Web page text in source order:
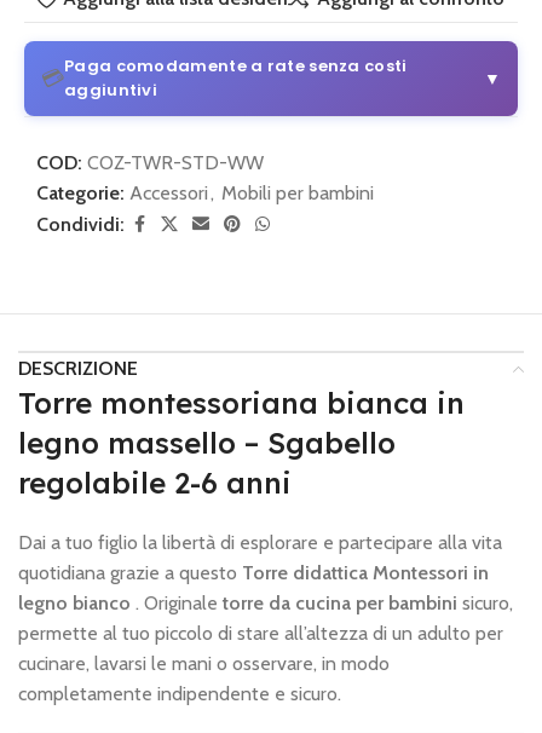
💳Paga comodamente a rate senza costi
aggiuntivi
▼
3 o 4 rate senza costi aggiuntivi
Da 30 € di acquisto
💡Come funziona:Scegli alla pagina di pagamento
3 o 4 rate con Klarna
e imposta le rate mensili.
🔒 Pagamento sicuro• Nessun costo nascosto
COD: COZ-TWR-STD-WW
Categorie: Accessori , Mobili per bambini
Condividi:
DESCRIZIONE
Torre montessoriana bianca in
legno massello – Sgabello
regolabile 2-6 anni
Dai a tuo figlio la libertà di esplorare e partecipare alla vita
quotidiana grazie a questo Torre didattica Montessori in
legno bianco . Originale torre da cucina per bambini sicuro,
permette al tuo piccolo di stare all’altezza di un adulto per
cucinare, lavarsi le mani o osservare, in modo
completamente indipendente e sicuro.